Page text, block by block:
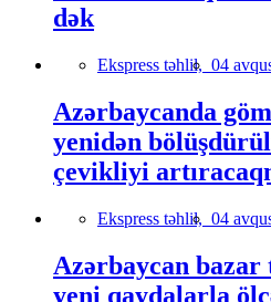
dək
Ekspress təhlil, 04
Azərbaycanda
yenidən
çevikliyi
Ekspress təhlil, 04
Azərbaycan bazar
yeni qaydalarla